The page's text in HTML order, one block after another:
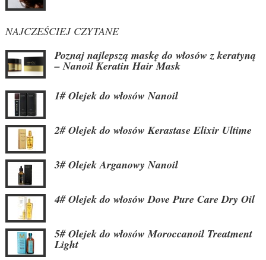
NAJCZEŚCIEJ CZYTANE
Poznaj najlepszą maskę do włosów z keratyną
– Nanoil Keratin Hair Mask
1# Olejek do włosów Nanoil
2# Olejek do włosów Kerastase Elixir Ultime
3# Olejek Arganowy Nanoil
4# Olejek do włosów Dove Pure Care Dry Oil
5# Olejek do włosów Moroccanoil Treatment
Light